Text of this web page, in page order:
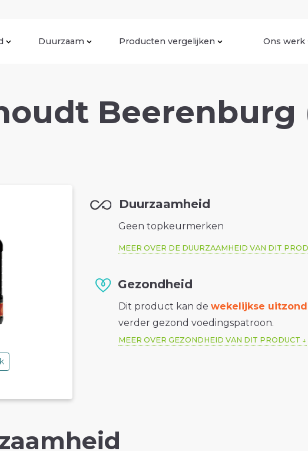
Duurzaam Producten vergelijken Ons werk
Beerenburg
Duurzaamheid
Geen topkeurmerken
MEER OVER DE DUURZAAMHEID VAN DIT
Gezondheid
Dit product kan dewekelijkse
verder gezond voedingspatroon.
MEER OVER GEZONDHEID VAN DIT PRODUCT